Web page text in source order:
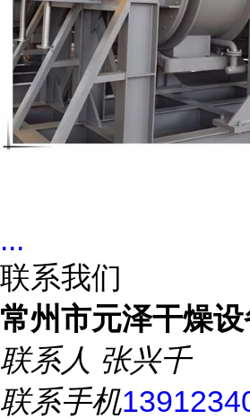
...
联系我们
常州市元泽干燥设
联系人 张兴千
联系手机